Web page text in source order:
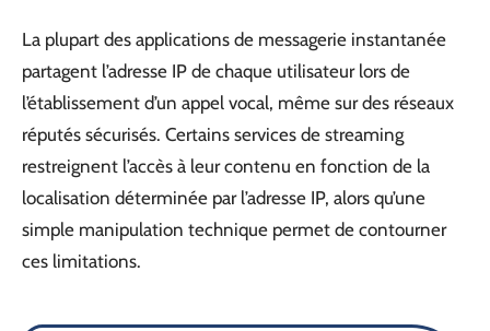
La plupart des applications de messagerie instantanée
partagent l’adresse IP de chaque utilisateur lors de
l’établissement d’un appel vocal, même sur des réseaux
réputés sécurisés. Certains services de streaming
restreignent l’accès à leur contenu en fonction de la
localisation déterminée par l’adresse IP, alors qu’une
simple manipulation technique permet de contourner
ces limitations.